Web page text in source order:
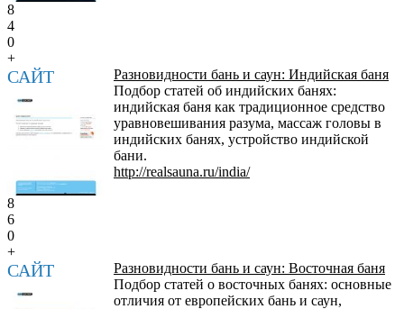
8
4
0
+
САЙТ
Разновидности бань и саун: Индийская баня
Подбор статей об индийских банях:
индийская баня как традиционное средство
уравновешивания разума, массаж головы в
индийских банях, устройство индийской
бани.
http://realsauna.ru/india/
8
6
0
+
САЙТ
Разновидности бань и саун: Восточная баня
Подбор статей о восточных банях: основные
отличия от европейских бань и саун,